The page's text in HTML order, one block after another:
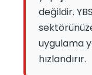
değildir.
uygulama
hızlandırır.